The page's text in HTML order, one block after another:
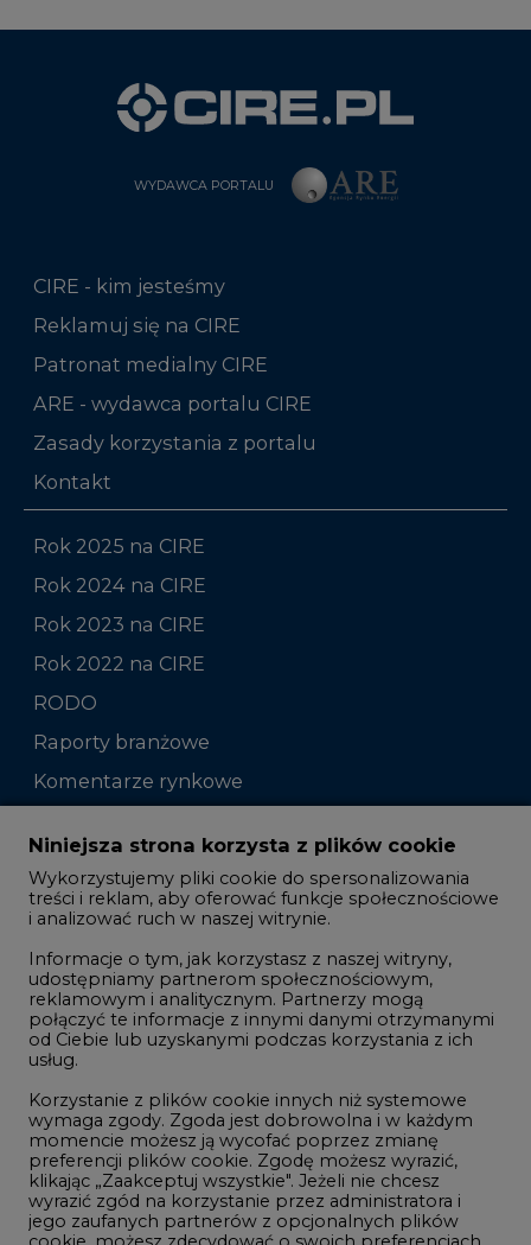
WYDAWCA PORTALU
CIRE - kim jesteśmy
Reklamuj się na CIRE
Patronat medialny CIRE
ARE - wydawca portalu CIRE
Zasady korzystania z portalu
Kontakt
Rok 2025 na CIRE
Rok 2024 na CIRE
Rok 2023 na CIRE
Rok 2022 na CIRE
RODO
Raporty branżowe
Komentarze rynkowe
Zmiany kadrowe na rynku
Studio CIRE
Rozmowy o energetyce
Gospodarka
Geopolityka
LTE450
Innowacje i AI
Telekomunikacja i IT
Handel emisjami CO2
Wodór
Niniejsza strona korzysta z plików cookie
Wykorzystujemy pliki cookie do spersonalizowania
treści i reklam, aby oferować funkcje społecznościowe
i analizować ruch w naszej witrynie.
Informacje o tym, jak korzystasz z naszej witryny,
udostępniamy partnerom społecznościowym,
reklamowym i analitycznym. Partnerzy mogą
połączyć te informacje z innymi danymi otrzymanymi
od Ciebie lub uzyskanymi podczas korzystania z ich
usług.
Korzystanie z plików cookie innych niż systemowe
wymaga zgody. Zgoda jest dobrowolna i w każdym
momencie możesz ją wycofać poprzez zmianę
preferencji plików cookie. Zgodę możesz wyrazić,
klikając „Zaakceptuj wszystkie". Jeżeli nie chcesz
wyrazić zgód na korzystanie przez administratora i
jego zaufanych partnerów z opcjonalnych plików